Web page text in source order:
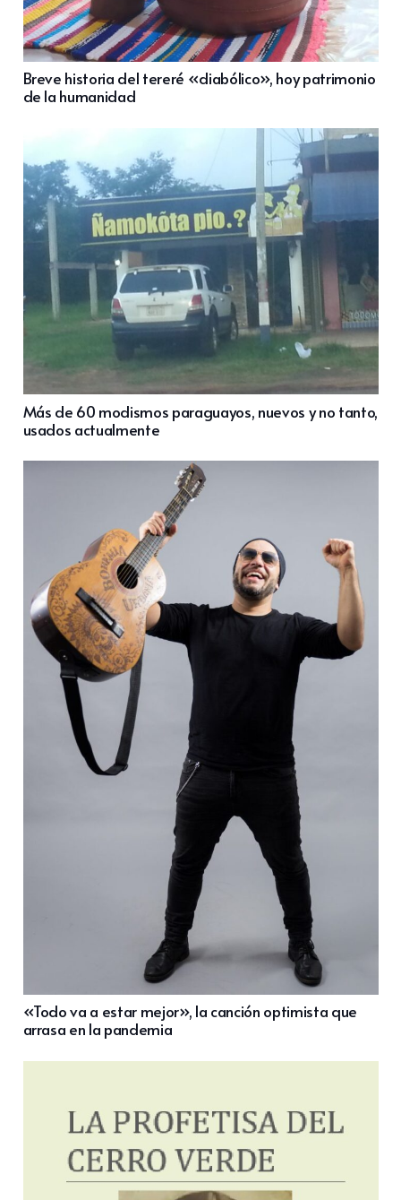
Breve historia del tereré «diabólico», hoy patrimonio
de la humanidad
Más de 60 modismos paraguayos, nuevos y no tanto,
usados actualmente
«Todo va a estar mejor», la canción optimista que
arrasa en la pandemia